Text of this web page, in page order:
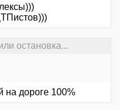
остановка...
на дороге 100%